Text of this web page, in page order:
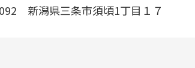
新潟県三条市須頃1丁目１７